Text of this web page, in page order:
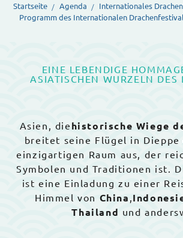
Startseite Agenda
Internationales
Programm des Internationalen
EINE LEBENDIGE
ASIATISCHEN WURZELN DES
Asien, die historische Wiege
breitet seine Flügel in Dieppe
einzigartigen Raum aus, der
Symbolen und Traditionen ist.
ist eine Einladung zu einer
Himmel von China ,
Thailand und